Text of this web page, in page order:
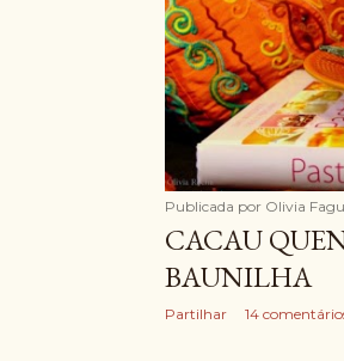
Publicada por Olivia
CACAU
BAUNILHA
Partilhar 14